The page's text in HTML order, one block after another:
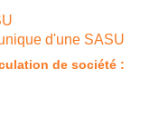
d'une SASU
de société :